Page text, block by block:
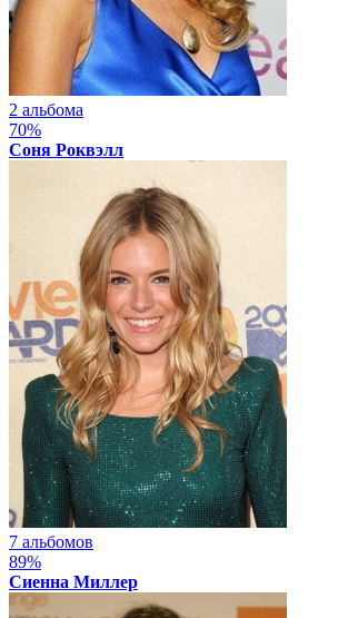
2 альбома
70%
Соня Роквэлл
7 альбомов
89%
Сиенна Миллер